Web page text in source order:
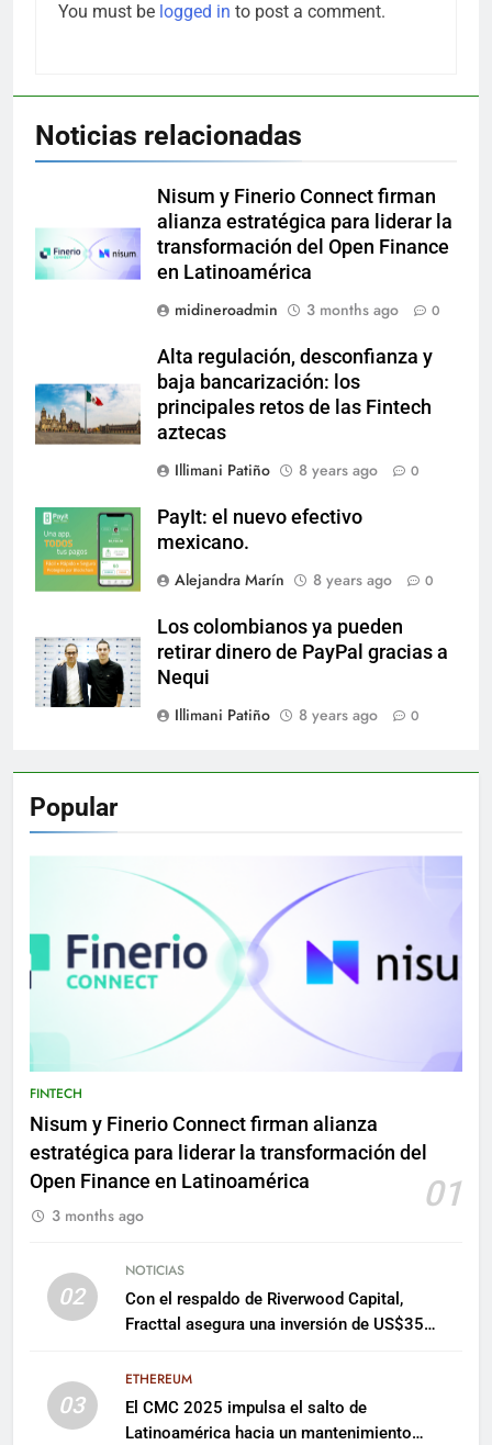
You must be logged in to post a comment.
Noticias relacionadas
Nisum y Finerio Connect firman
alianza estratégica para liderar la
transformación del Open Finance
en Latinoamérica
midineroadmin
3 months ago 0
Alta regulación, desconfianza y
baja bancarización: los
principales retos de las Fintech
aztecas
Illimani Patiño
8 years ago 0
PayIt: el nuevo efectivo
mexicano.
Alejandra Marín
8 years ago 0
Los colombianos ya pueden
retirar dinero de PayPal gracias a
Nequi
Illimani Patiño
8 years ago 0
Popular
FINTECH
Nisum y Finerio Connect firman alianza
estratégica para liderar la transformación del
Open Finance en Latinoamérica
01
3 months ago
02
NOTICIAS
Con el respaldo de Riverwood Capital,
Fracttal asegura una inversión de US$35
03
ETHEREUM
El CMC 2025 impulsa el salto de
Latinoamérica hacia un mantenimiento